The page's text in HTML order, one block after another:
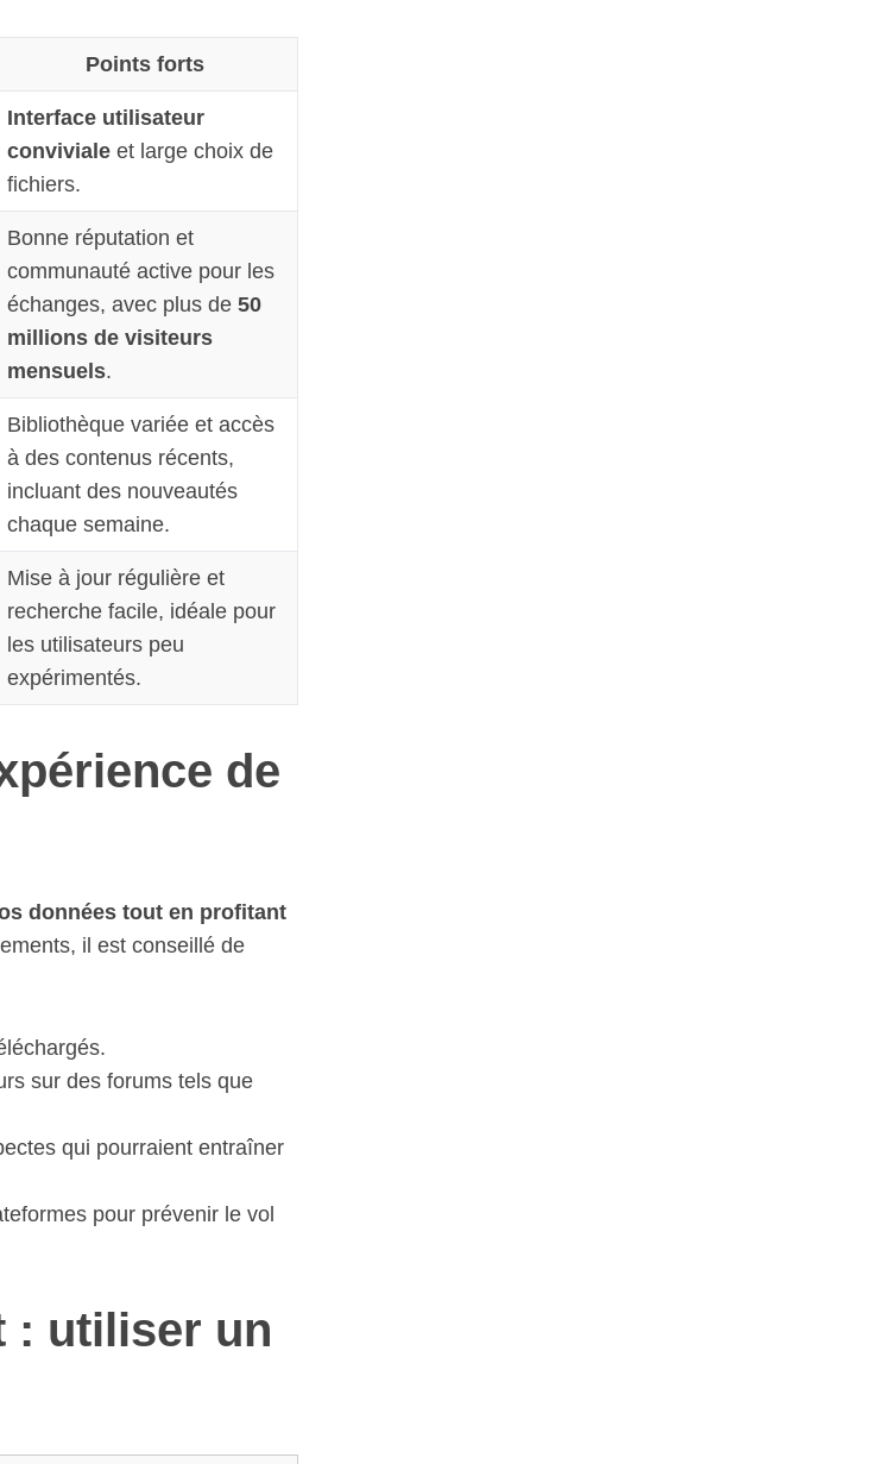
Points forts
Interface utilisateur
conviviale et large choix de
fichiers.
Bonne réputation et
communauté active pour les
échanges, avec plus de 50
millions de visiteurs
mensuels.
Bibliothèque variée et accès
à des contenus récents,
incluant des nouveautés
chaque semaine.
Mise à jour régulière et
recherche facile, idéale pour
les utilisateurs peu
expérimentés.
de
données tout en profitant
il est conseillé de
sur des forums tels que
qui pourraient entraîner
pour prévenir le vol
: utiliser un